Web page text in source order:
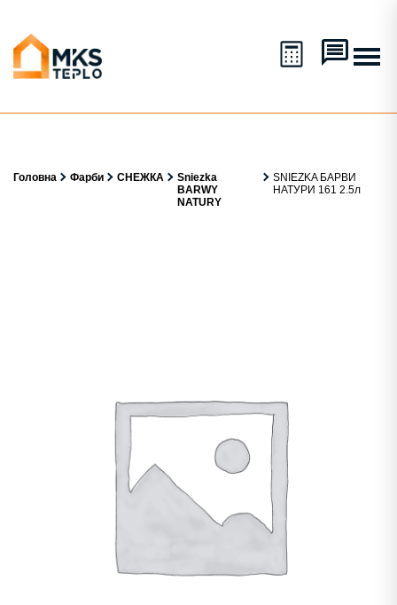
Головна Фарби СНЕЖКА
Sniezka
BARWY
NATURY
SNIEZKA БАРВИ
НАТУРИ 161 2.5л